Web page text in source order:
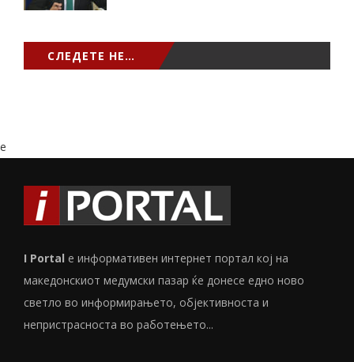
СЛЕДЕТЕ НЕ…
e
I Portal е информативен интернет портал кој на
македонскиот медумски пазар ќе донесе едно ново
светло во информирањето, објективноста и
непристрасноста во работењето...